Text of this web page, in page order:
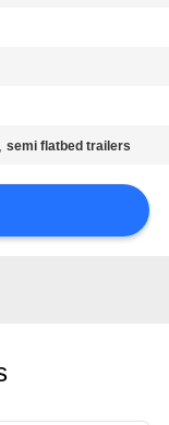
,semi flatbed trailers